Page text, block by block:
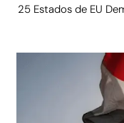
25 Estados de EU